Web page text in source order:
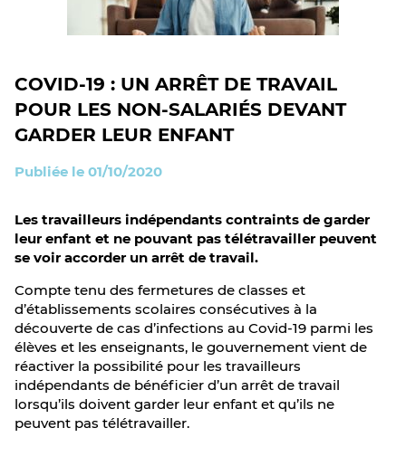
COVID-19 : UN ARRÊT DE TRAVAIL
POUR LES NON-SALARIÉS DEVANT
GARDER LEUR ENFANT
Publiée le 01/10/2020
Les travailleurs indépendants contraints de garder
leur enfant et ne pouvant pas télétravailler peuvent
se voir accorder un arrêt de travail.
Compte tenu des fermetures de classes et
d’établissements scolaires consécutives à la
découverte de cas d’infections au Covid-19 parmi les
élèves et les enseignants, le gouvernement vient de
réactiver la possibilité pour les travailleurs
indépendants de bénéficier d’un arrêt de travail
lorsqu’ils doivent garder leur enfant et qu’ils ne
peuvent pas télétravailler.